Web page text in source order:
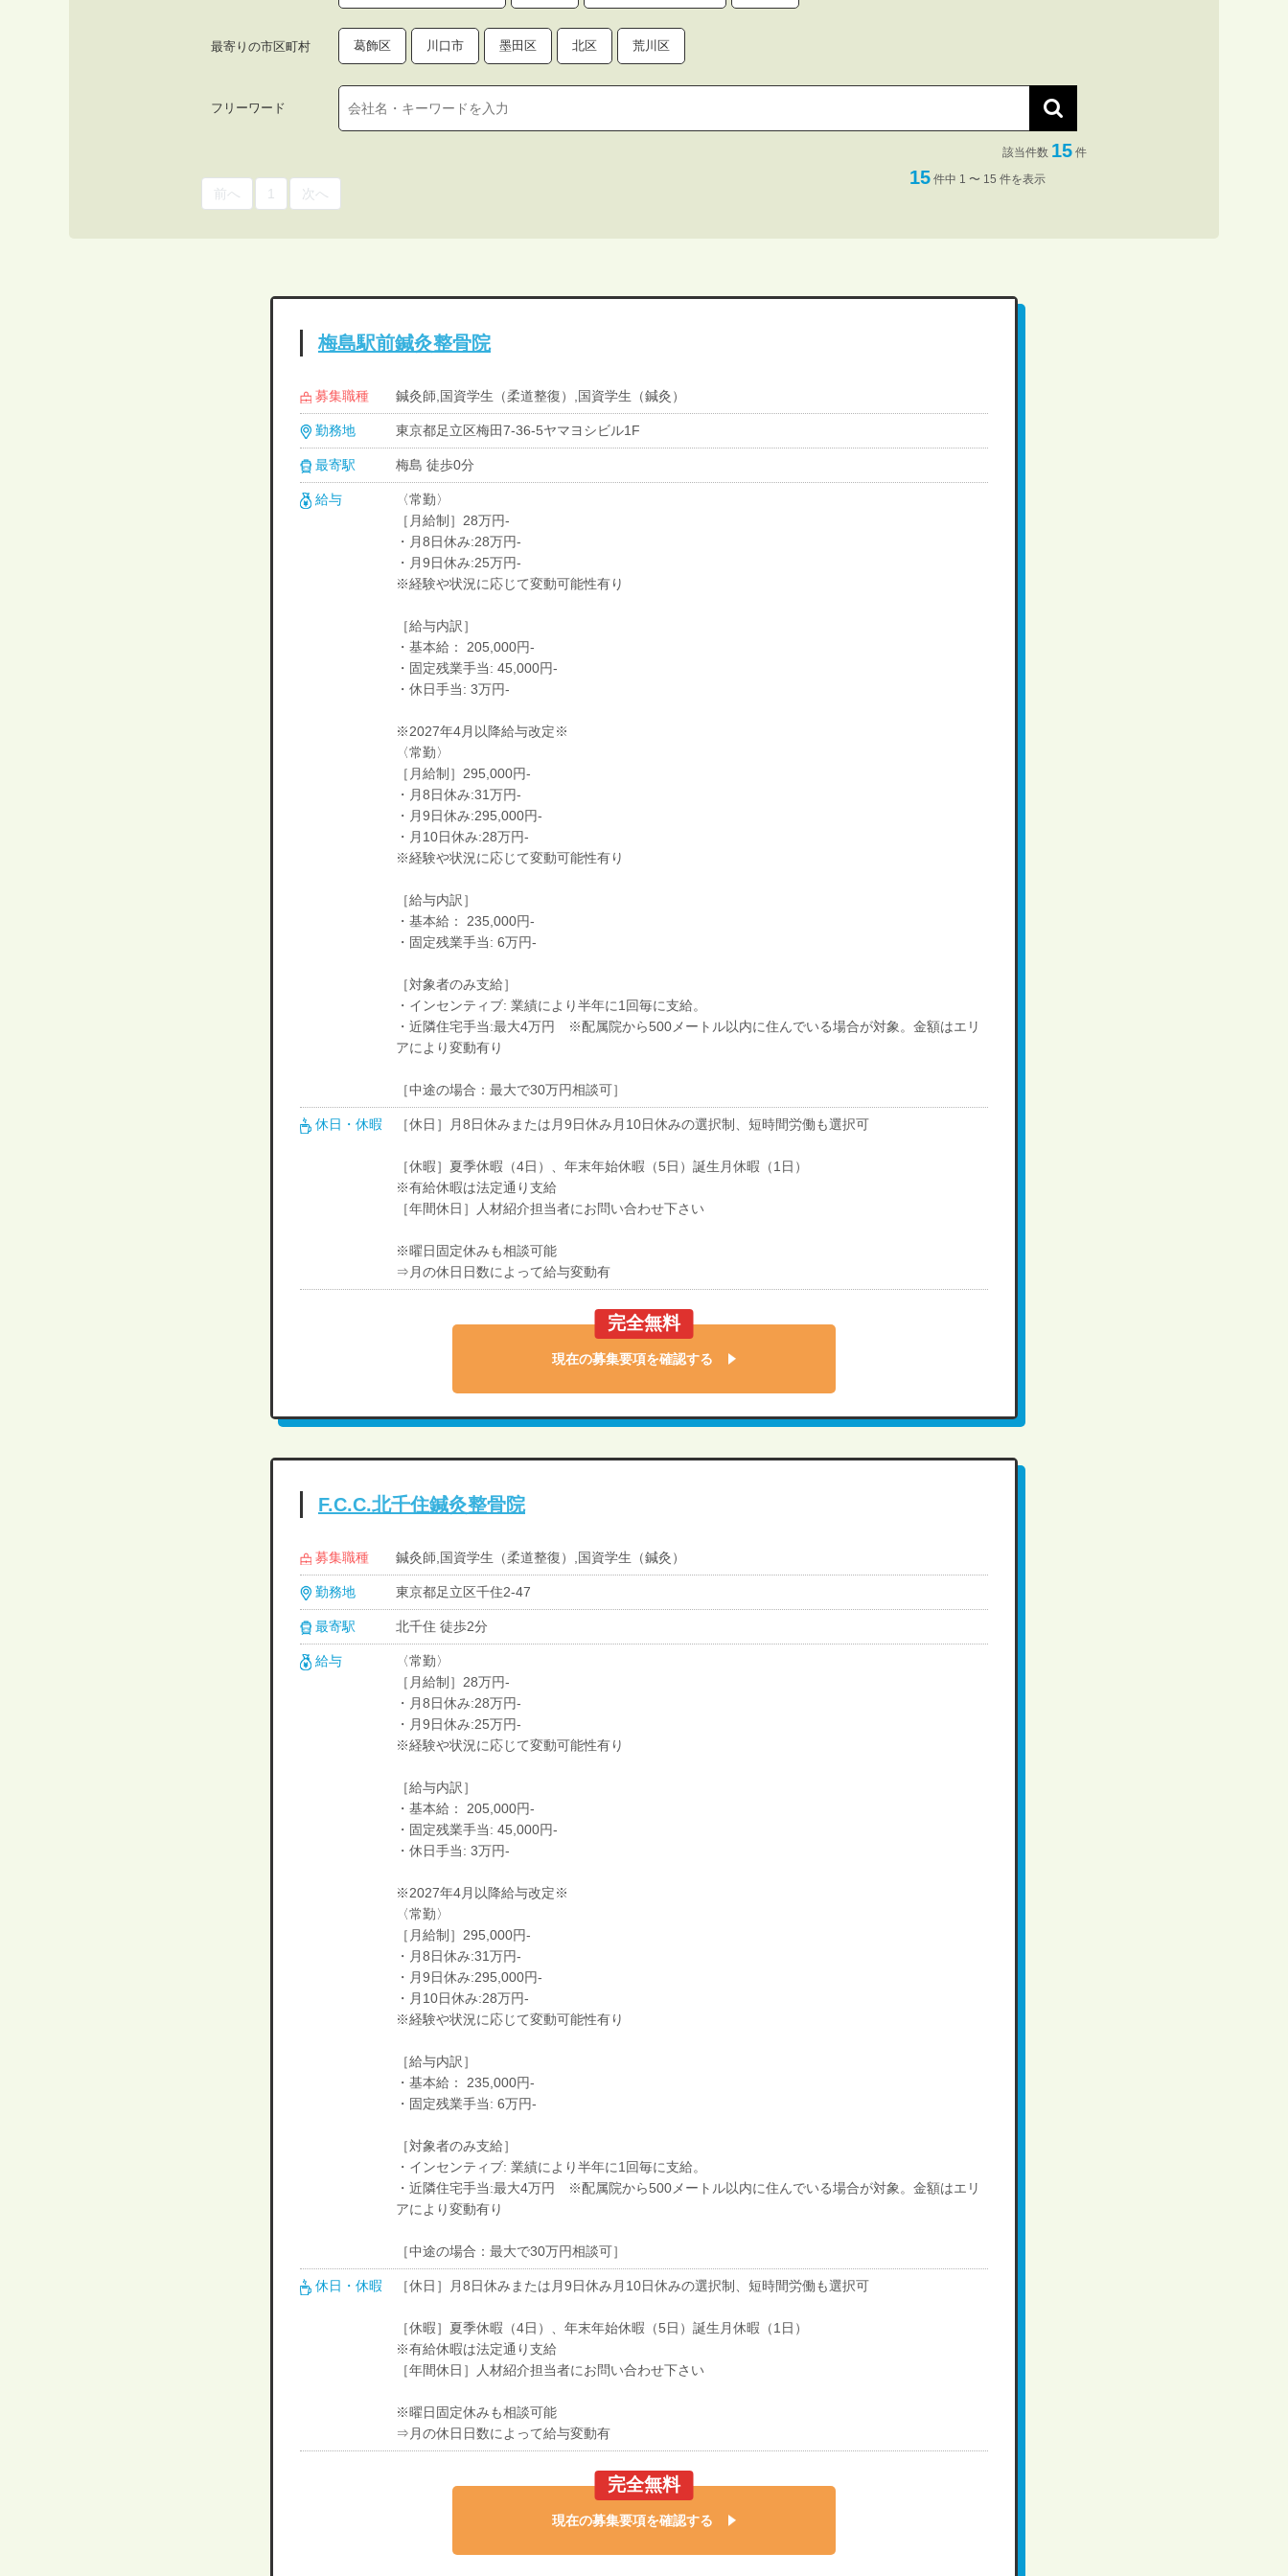
最寄りの市区町村 葛飾区 川口市 墨田区 北区 荒川区
フリーワード
該当件数 15 件
前へ 1 次へ
15 件中 1 〜 15 件を表示
梅島駅前鍼灸整骨院
募集職種 鍼灸師,国資学生（柔道整復）,国資学生（鍼灸）
勤務地 東京都足立区梅田7-36-5ヤマヨシビル1F
最寄駅 梅島 徒歩0分
給与
〈常勤〉
［月給制］28万円-
・月8日休み:28万円-
・月9日休み:25万円-
※経験や状況に応じて変動可能性有り
［給与内訳］
・基本給： 205,000円-
・固定残業手当: 45,000円-
・休日手当: 3万円-
※2027年4月以降給与改定※
〈常勤〉
［月給制］295,000円-
・月8日休み:31万円-
・月9日休み:295,000円-
・月10日休み:28万円-
※経験や状況に応じて変動可能性有り
［給与内訳］
・基本給： 235,000円-
・固定残業手当: 6万円-
［対象者のみ支給］
・インセンティブ: 業績により半年に1回毎に支給。
・近隣住宅手当:最大4万円 ※配属院から500メートル以内に住んでいる場合が対象。金額はエリ
アにより変動有り
［中途の場合：最大で30万円相談可］
休日・休暇 ［休日］月8日休みまたは月9日休み月10日休みの選択制、短時間労働も選択可
［休暇］夏季休暇（4日）、年末年始休暇（5日）誕生月休暇（1日）
※有給休暇は法定通り支給
［年間休日］人材紹介担当者にお問い合わせ下さい
※曜日固定休みも相談可能
⇒月の休日日数によって給与変動有
完全無料
現在の募集要項を確認する
F.C.C.北千住鍼灸整骨院
募集職種 鍼灸師,国資学生（柔道整復）,国資学生（鍼灸）
勤務地 東京都足立区千住2-47
最寄駅 北千住 徒歩2分
給与
〈常勤〉
［月給制］28万円-
・月8日休み:28万円-
・月9日休み:25万円-
※経験や状況に応じて変動可能性有り
［給与内訳］
・基本給： 205,000円-
・固定残業手当: 45,000円-
・休日手当: 3万円-
※2027年4月以降給与改定※
〈常勤〉
［月給制］295,000円-
・月8日休み:31万円-
・月9日休み:295,000円-
・月10日休み:28万円-
※経験や状況に応じて変動可能性有り
［給与内訳］
・基本給： 235,000円-
・固定残業手当: 6万円-
［対象者のみ支給］
・インセンティブ: 業績により半年に1回毎に支給。
・近隣住宅手当:最大4万円 ※配属院から500メートル以内に住んでいる場合が対象。金額はエリ
アにより変動有り
［中途の場合：最大で30万円相談可］
休日・休暇 ［休日］月8日休みまたは月9日休み月10日休みの選択制、短時間労働も選択可
［休暇］夏季休暇（4日）、年末年始休暇（5日）誕生月休暇（1日）
※有給休暇は法定通り支給
［年間休日］人材紹介担当者にお問い合わせ下さい
※曜日固定休みも相談可能
⇒月の休日日数によって給与変動有
完全無料
現在の募集要項を確認する